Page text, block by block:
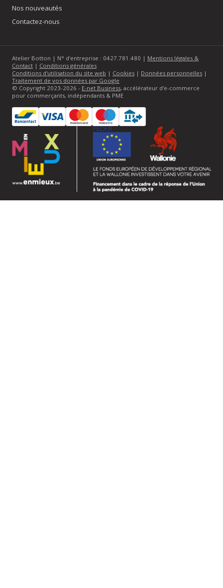
Nos nouveautés
Contactez-nous
Atelier Botton | N° d'entreprise : 0427.781.480 | Mentions légales &
Contact | Conditions générales
Conditions d'utilisation du site web | Cookies | Données personnelles |
Traitement de vos données par Google
© Copyright 2023-2026 - E-net Business, accélérateur d'e-commerce
pour commerçants, indépendants & PME